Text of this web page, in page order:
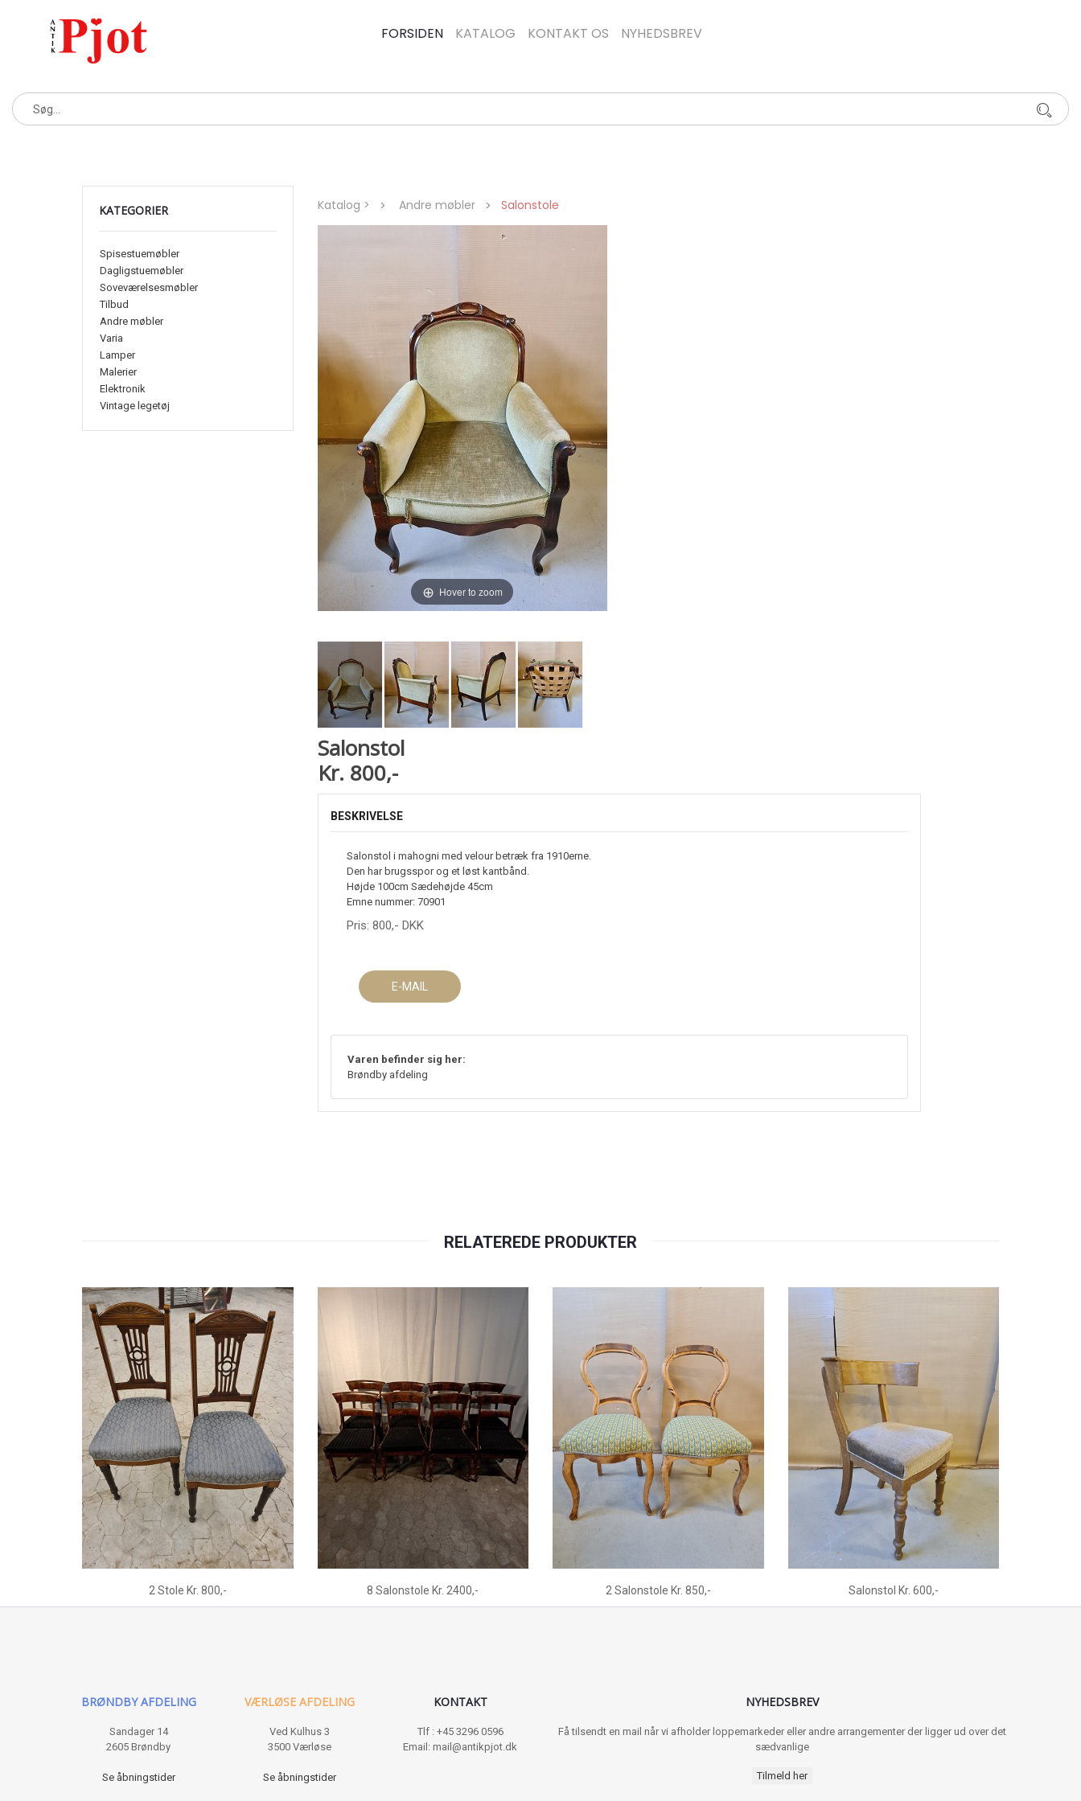
FORSIDEN KATALOG KONTAKT OS NYHEDSBREV
KATEGORIER
Spisestuemøbler
Dagligstuemøbler
Soveværelsesmøbler
Tilbud
Andre møbler
Varia
Lamper
Malerier
Elektronik
Vintage legetøj
Katalog > Andre møbler Salonstole
Hover to zoom
Salonstol
Kr. 800,-
BESKRIVELSE
Salonstol i mahogni med velour betræk fra 1910erne.
Den har brugsspor og et løst kantbånd.
Højde 100cm Sædehøjde 45cm
Emne nummer: 70901
Pris: 800,- DKK
E-MAIL
Varen befinder sig her:
Brøndby afdeling
RELATEREDE PRODUKTER
2 Stole Kr. 800,- 8 Salonstole Kr. 2400,- 2 Salonstole Kr. 850,- Salonstol Kr. 600,-
BRØNDBY AFDELING
Sandager 14
2605 Brøndby
Se åbningstider
VÆRLØSE AFDELING
Ved Kulhus 3
3500 Værløse
Se åbningstider
KONTAKT
Tlf : +45 3296 0596
Email: mail@antikpjot.dk
NYHEDSBREV
Få tilsendt en mail når vi afholder loppemarkeder eller andre arrangementer der ligger ud over det
sædvanlige
Tilmeld her